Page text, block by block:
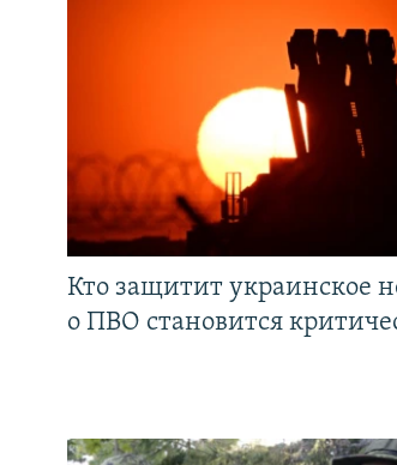
Кто защитит украинское
о ПВО становится